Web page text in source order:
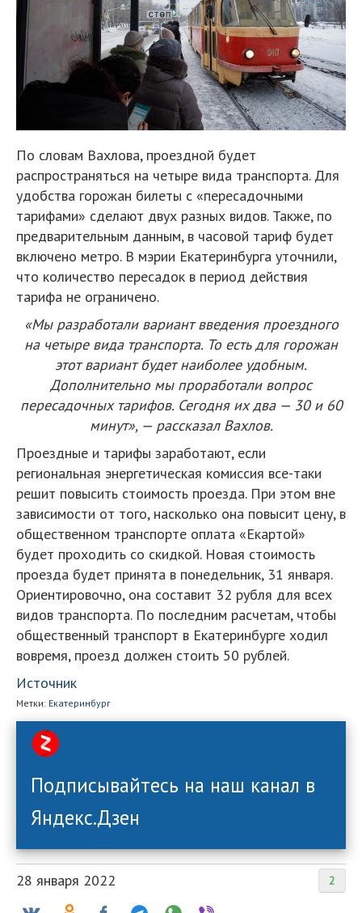
По словам Вахлова, проездной будет
распространяться на четыре вида транспорта. Для
удобства горожан билеты с «пересадочными
тарифами» сделают двух разных видов. Также, по
предварительным данным, в часовой тариф будет
включено метро. В мэрии Екатеринбурга уточнили,
что количество пересадок в период действия
тарифа не ограничено.
«Мы разработали вариант введения проездного
на четыре вида транспорта. То есть для горожан
этот вариант будет наиболее удобным.
Дополнительно мы проработали вопрос
пересадочных тарифов. Сегодня их два — 30 и 60
минут», — рассказал Вахлов.
Проездные и тарифы заработают, если
региональная энергетическая комиссия все-таки
решит повысить стоимость проезда. При этом вне
зависимости от того, насколько она повысит цену, в
общественном транспорте оплата «Екартой»
будет проходить со скидкой. Новая стоимость
проезда будет принята в понедельник, 31 января.
Ориентировочно, она составит 32 рубля для всех
видов транспорта. По последним расчетам, чтобы
общественный транспорт в Екатеринбурге ходил
вовремя, проезд должен стоить 50 рублей.
Источник
Метки: Екатеринбург
Подписывайтесь на наш канал в
Яндекс.Дзен
2
28 января 2022